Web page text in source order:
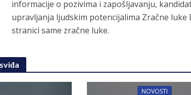
informacije o pozivima i zapošljavanju,
upravljanja ljudskim potencijalima Zračne
stranici same zračne luke.
NOVOSTI